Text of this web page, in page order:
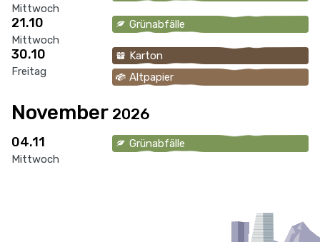
Mittwoch
21.10
Mittwoch
Grünabfälle
30.10
Freitag
Karton
Altpapier
November 2026
04.11
Mittwoch
Grünabfälle